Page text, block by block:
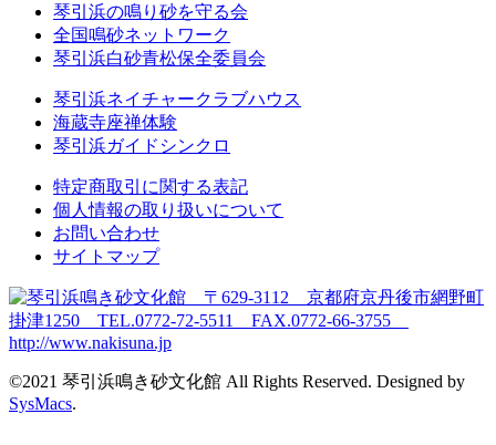
琴引浜の鳴り砂を守る会
全国鳴砂ネットワーク
琴引浜白砂青松保全委員会
琴引浜ネイチャークラブハウス
海蔵寺座禅体験
琴引浜ガイドシンクロ
特定商取引に関する表記
個人情報の取り扱いについて
お問い合わせ
サイトマップ
©2021 琴引浜鳴き砂文化館 All Rights Reserved. Designed by
SysMacs.